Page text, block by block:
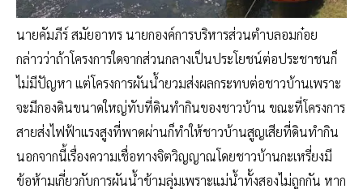
นายคัมภีร์ สมัยอาทร นายกองค์การบริหารส่วนตำบลอมก๋อย
กล่าวว่าถ้าโครงการใดจากส่วนกลางเป็นประโยชน์ต่อประชาชนก็
ไม่มีปัญหา แต่โครงการผันน้ำยวมส่งผลกระทบต่อชาวบ้านเพราะ
จะมีกองดินขนาดใหญ่ทับที่ดินทำกินของชาวบ้าน ขณะที่โครงการ
สายส่งไฟฟ้าแรงสูงที่พาดผ่านก็ทำให้ชาวบ้านสูญเสียที่ดินทำกิน
นอกจากนี้เรื่องความเชื่อทางจิตวิญญาณโดยชาวบ้านกะเหรี่ยงมี
ข้อห้ามเกี่ยวกับการผันน้ำข้ามลุ่มเพราะแม่น้ำทั้งสองไม่ถูกกัน หาก